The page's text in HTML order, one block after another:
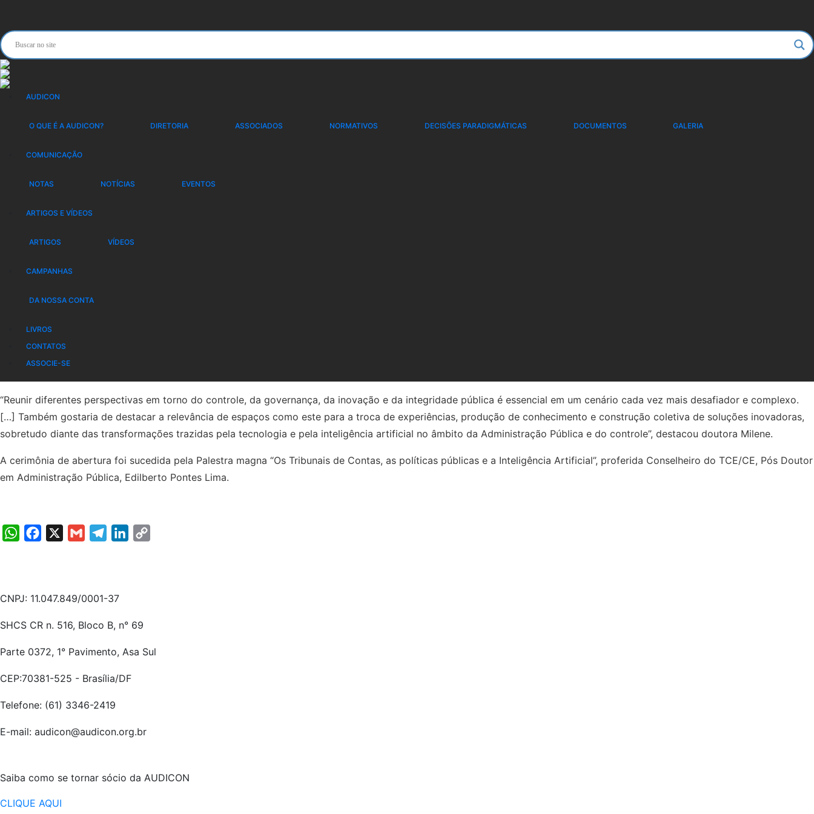
AUDICON
O QUE É A AUDICON? DIRETORIA ASSOCIADOS NORMATIVOS DECISÕES PARADIGMÁTICAS DOCUMENTOS GALERIA
COMUNICAÇÃO
NOTAS NOTÍCIAS EVENTOS
ARTIGOS E VÍDEOS
ARTIGOS VÍDEOS
CAMPANHAS
DA NOSSA CONTA
LIVROS
CONTATOS
ASSOCIE-SE
PRESIDENTE DA AUDICON REPRESENTA A ASSOCIAÇÃO NA
ABERTURA DO 5º CONGRESSO NACIONAL DE CONTROLE DA
ADMINISTRAÇÃO PÚBLICA
da Administração Pública, em Curitiba-PR, ao lado de outros representantes dos apoiadores oficiais.
“Reunir diferentes perspectivas em torno do controle, da governança, da inovação e da integridade pública é essencial em um cenário cada vez mais desafiador e complexo.
[…] Também gostaria de destacar a relevância de espaços como este para a troca de experiências, produção de conhecimento e construção coletiva de soluções inovadoras,
sobretudo diante das transformações trazidas pela tecnologia e pela inteligência artificial no âmbito da Administração Pública e do controle”, destacou doutora Milene.
A cerimônia de abertura foi sucedida pela Palestra magna “Os Tribunais de Contas, as políticas públicas e a Inteligência Artificial”, proferida Conselheiro do TCE/CE, Pós Doutor
em Administração Pública, Edilberto Pontes Lima.
WhatsAppFacebook Gmail TelegramLinkedIn
CNPJ: 11.047.849/0001-37
SHCS CR n. 516, Bloco B, n° 69
Parte 0372, 1° Pavimento, Asa Sul
CEP:70381-525 - Brasília/DF
Telefone: (61) 3346-2419
E-mail: audicon@audicon.org.br
Saiba como se tornar sócio da AUDICON
CLIQUE AQUI